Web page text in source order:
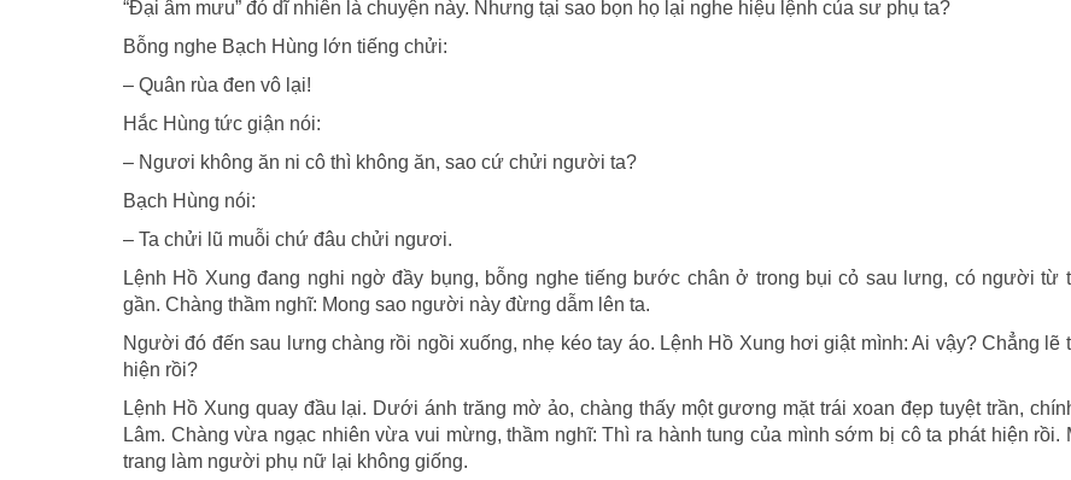
“Đại âm mưu” đó dĩ nhiên là chuyện này. Nhưng tại sao bọn họ lại nghe hiệu lệnh của sư phụ ta?
Bỗng nghe Bạch Hùng lớn tiếng chửi:
– Quân rùa đen vô lại!
Hắc Hùng tức giận nói:
– Ngươi không ăn ni cô thì không ăn, sao cứ chửi người ta?
Bạch Hùng nói:
– Ta chửi lũ muỗi chứ đâu chửi ngươi.
Lệnh Hồ Xung đang nghi ngờ đầy bụng, bỗng nghe tiếng bước chân ở trong bụi cỏ sau lưng, có người từ
gần. Chàng thầm nghĩ: Mong sao người này đừng dẫm lên ta.
Người đó đến sau lưng chàng rồi ngồi xuống, nhẹ kéo tay áo. Lệnh Hồ Xung hơi giật mình: Ai vậy? Chẳng lẽ
hiện rồi?
Lệnh Hồ Xung quay đầu lại. Dưới ánh trăng mờ ảo, chàng thấy một gương mặt trái xoan đẹp tuyệt trần,
Lâm. Chàng vừa ngạc nhiên vừa vui mừng, thầm nghĩ: Thì ra hành tung của mình sớm bị cô ta phát hiện rồi.
trang làm người phụ nữ lại không giống.